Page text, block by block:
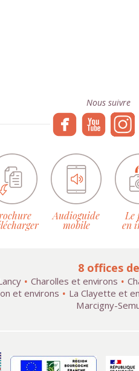
Nous suivre
Audioguide
mobile
Le
en
8 offices
Charolles et environs
et environs
La Clayette et
Marcigny-